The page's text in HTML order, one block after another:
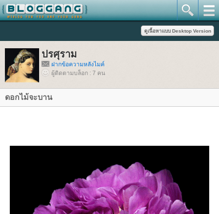
ปรศุราม
ฝากข้อความหลังไมค์
ผู้ติดตามบล็อก : 7 คน
ดอกไม้จะบาน